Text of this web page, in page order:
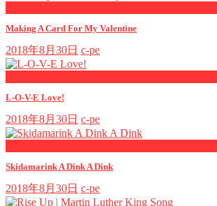
Making A Card For My Valentine
2018年8月30日 c-pe
L-O-V-E Love!
2018年8月30日 c-pe
Skidamarink A Dink A Dink
2018年8月30日 c-pe